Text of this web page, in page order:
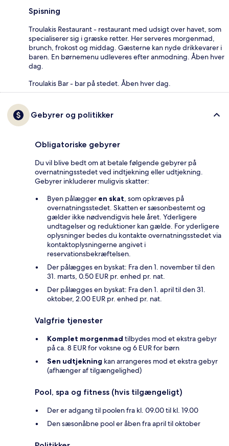
Spisning
Troulakis Restaurant - restaurant med udsigt over havet, som
specialiserer sig i græske retter. Her serveres morgenmad,
brunch, frokost og middag. Gæsterne kan nyde drikkevarer i
baren. En børnemenu udleveres efter anmodning. Åben hver
dag.
Troulakis Bar - bar på stedet. Åben hver dag.
Gebyrer og politikker
Obligatoriske gebyrer
Du vil blive bedt om at betale følgende gebyrer på
overnatningsstedet ved indtjekning eller udtjekning.
Gebyrer inkluderer muligvis skatter:
Byen pålægger en skat, som opkræves på
overnatningsstedet. Skatten er sæsonbestemt og
gælder ikke nødvendigvis hele året. Yderligere
undtagelser og reduktioner kan gælde. For yderligere
oplysninger bedes du kontakte overnatningsstedet via
kontaktoplysningerne angivet i
reservationsbekræftelsen.
Der pålægges en byskat: Fra den 1. november til den
31. marts, 0.50 EUR pr. enhed pr. nat.
Der pålægges en byskat: Fra den 1. april til den 31.
oktober, 2.00 EUR pr. enhed pr. nat.
Valgfrie tjenester
Komplet morgenmad tilbydes mod et ekstra gebyr
på ca. 8 EUR for voksne og 6 EUR for børn
Sen udtjekning kan arrangeres mod et ekstra gebyr
(afhænger af tilgængelighed)
Pool, spa og fitness (hvis tilgængeligt)
Der er adgang til poolen fra kl. 09.00 til kl. 19.00
Den sæsonåbne pool er åben fra april til oktober